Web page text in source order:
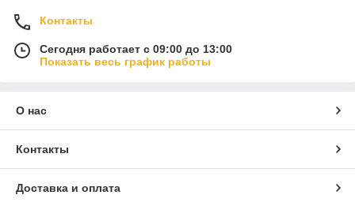
Контакты
Сегодня работает с 09:00 до 13:00
Показать весь график работы
О нас
Контакты
Доставка и оплата